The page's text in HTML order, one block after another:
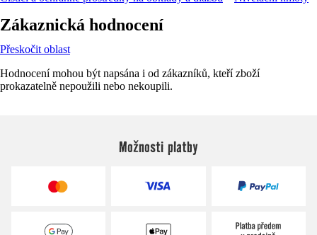
Zákaznická hodnocení
Přeskočit oblast
Hodnocení mohou být napsána i od zákazníků, kteří zboží
prokazatelně nepoužili nebo nekoupili.
Možnosti platby